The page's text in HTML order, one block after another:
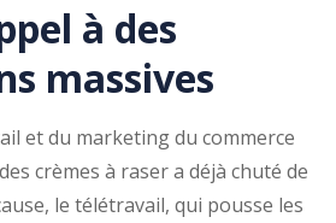
à des
massives
et du marketing du commerce
crèmes à raser a déjà chuté de
le télétravail, qui pousse les